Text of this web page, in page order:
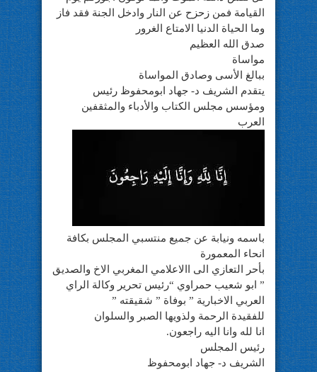
القيامة فمن زحزح عن النار وادخل الجنة فقد فاز
وما الحياة الدنيا الامتاع الغرور
صدق الله العظيم
مواساة
ببالغ الأسى وصادق المواساة
يتقدم الشريف د- جهاد ابومحفوظ رئيس
ومؤسس مجلس الكتاب والأدباء والمثقفين
العرب
باسمه ونيابة عن جميع منتسبي المجلس بكافة
انحاء المعمورة
بأحر التعازي الى االاعلامي المغربي الاخ والصديق
” ابو شعيب حمراوي “رئيس تحرير وكالة الراي
العربي الاخبارية ” بوفاة ” شقيقته ”
للفقيدة الرحمة ولذويها الصبر والسلوان
انا لله وانا اليه راجعون.
رئيس المجلس
الشريف د- جهاد ابومحفوظ